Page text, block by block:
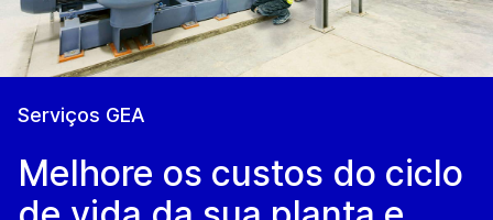
Serviços GEA
Melhore os custos do ciclo